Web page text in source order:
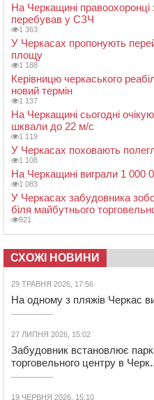
На Черкащині правоохоронці
перебував у СЗЧ
1 363
У Черкасах пропонують
площу
1 188
Керівницю черкаського
новий термін
1 137
На Черкащині сьогодні
шквали до 22 м/с
1 119
У Черкасах поховають
1 108
На Черкащині виграли 1 000
1 083
У Черкасах забудовника
біля майбутнього
921
СХОЖІ НОВИНИ
29 ТРАВНЯ 2026, 17:56
На одному з пляжів Черкас
27 ЛИПНЯ 2026, 15:02
Забудовник встановлює
торговельного центру в
19 ЧЕРВНЯ 2026, 15:10